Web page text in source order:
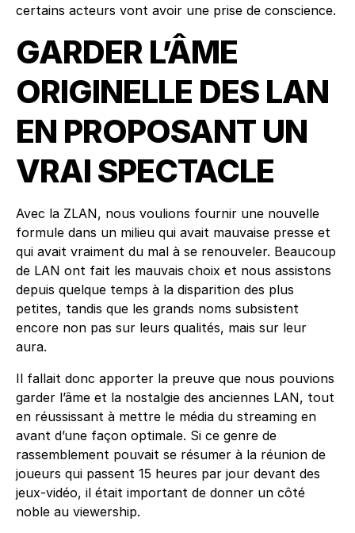
certains acteurs vont avoir une prise de conscience.
GARDER L’ÂME
ORIGINELLE DES LAN
EN PROPOSANT UN
VRAI SPECTACLE
Avec la ZLAN, nous voulions fournir une nouvelle
formule dans un milieu qui avait mauvaise presse et
qui avait vraiment du mal à se renouveler. Beaucoup
de LAN ont fait les mauvais choix et nous assistons
depuis quelque temps à la disparition des plus
petites, tandis que les grands noms subsistent
encore non pas sur leurs qualités, mais sur leur
aura.
Il fallait donc apporter la preuve que nous pouvions
garder l’âme et la nostalgie des anciennes LAN, tout
en réussissant à mettre le média du streaming en
avant d’une façon optimale. Si ce genre de
rassemblement pouvait se résumer à la réunion de
joueurs qui passent 15 heures par jour devant des
jeux-vidéo, il était important de donner un côté
noble au viewership.